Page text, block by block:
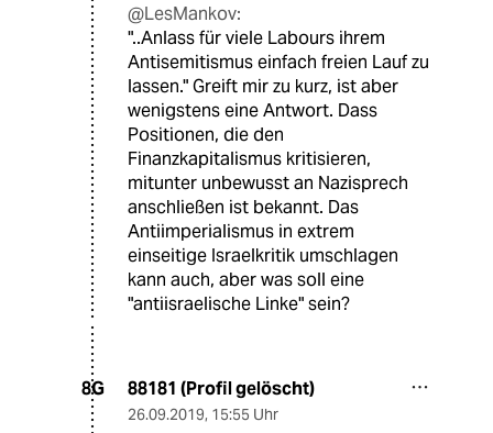
@LesMankov:
"..Anlass für viele Labours ihrem
Antisemitismus einfach freien Lauf zu
lassen." Greift mir zu kurz, ist aber
wenigstens eine Antwort. Dass
Positionen, die den
Finanzkapitalismus kritisieren,
mitunter unbewusst an Nazisprech
anschließen ist bekannt. Das
Antiimperialismus in extrem
einseitige Israelkritik umschlagen
kann auch, aber was soll eine
"antiisraelische Linke" sein?
8G 88181 (Profil gelöscht)
26.09.2019, 15:55 Uhr